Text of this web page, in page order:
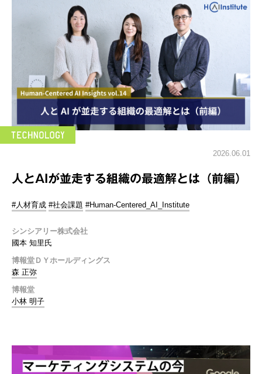
2026.06.01
人とAIが並走する組織の最適解とは（前編）
#人材育成 #社会課題 #Human-Centered_AI_Institute
シンシアリー株式会社
國本 知里氏
博報堂ＤＹホールディングス
森 正弥
博報堂
小林 明子